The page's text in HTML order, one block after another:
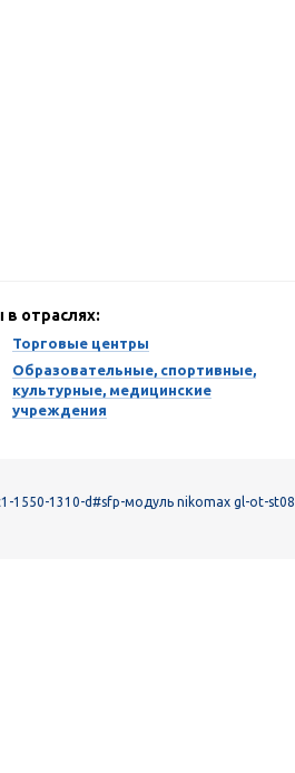
отраслях:
Торговые центры
Образовательные, спортивные,
культурные, медицинские
учреждения
1550-1310-d#sfp-модуль nikomax gl-ot-